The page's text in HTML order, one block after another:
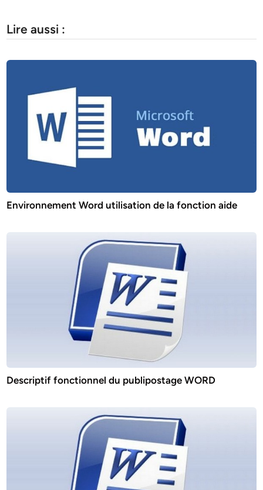
Lire aussi :
Environnement Word utilisation de la fonction aide
Descriptif fonctionnel du publipostage WORD